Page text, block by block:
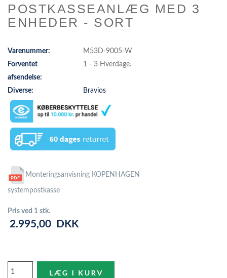
POSTKASSEANLÆG MED 3
ENHEDER - SORT
Varenummer:
M53D-9005-W
Forventet
afsendelse:
1 - 3 Hverdage.
Diverse: Bravios
Monteringsanvisning KOPENHAGEN
systempostkasse
Pris ved 1 stk.
2.995,00 DKK